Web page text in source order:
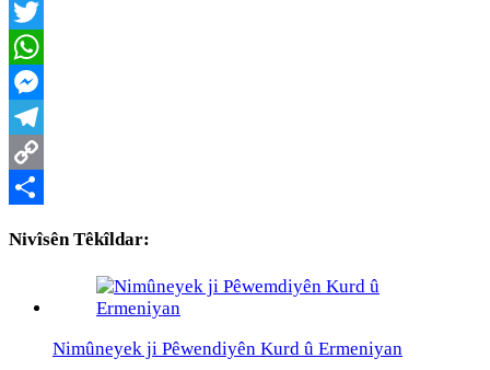
Facebook
Twitter
WhatsApp
Messenger
Telegram
Copy
Nivîsên Têkîldar:
Nimûneyek ji Pêwendiyên Kurd û Ermeniyan